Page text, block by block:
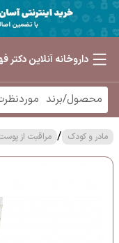
داروخانه آنلاین دکتر
مادر و کودک / مراقبت از